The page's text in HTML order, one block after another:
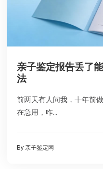
亲子鉴定报告丢了
法
前两天有人问我，十年前
在急用，咋...
By 亲子鉴定网